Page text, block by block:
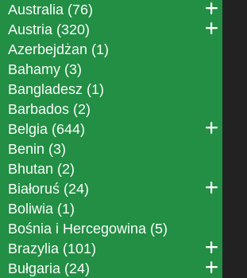
Australia (76)
Austria (320)
Azerbejdżan (1)
Bahamy (3)
Bangladesz (1)
Barbados (2)
Belgia (644)
Benin (3)
Bhutan (2)
Białoruś (24)
Boliwia (1)
Bośnia i Hercegowina (5)
Brazylia (101)
Bułgaria (24)